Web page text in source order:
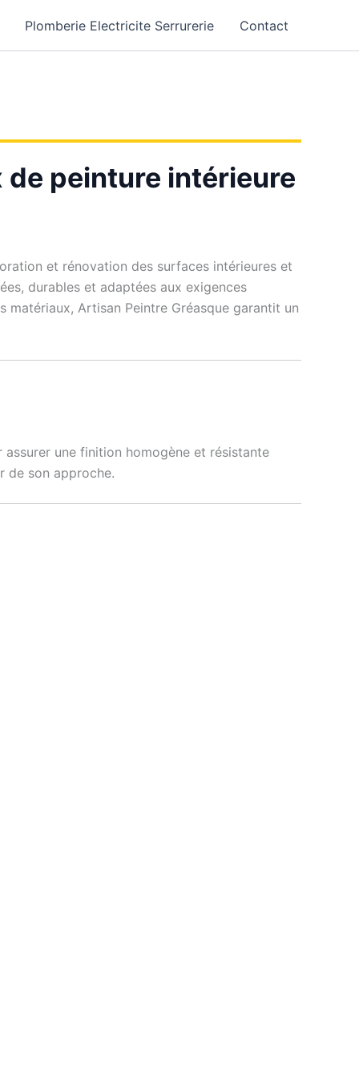
Plomberie Electricite Serrurerie Contact
de peinture intérieure
et rénovation des surfaces intérieures et
durables et adaptées aux exigences
Artisan Peintre Gréasque garantit un
une finition homogène et résistante
de son approche.